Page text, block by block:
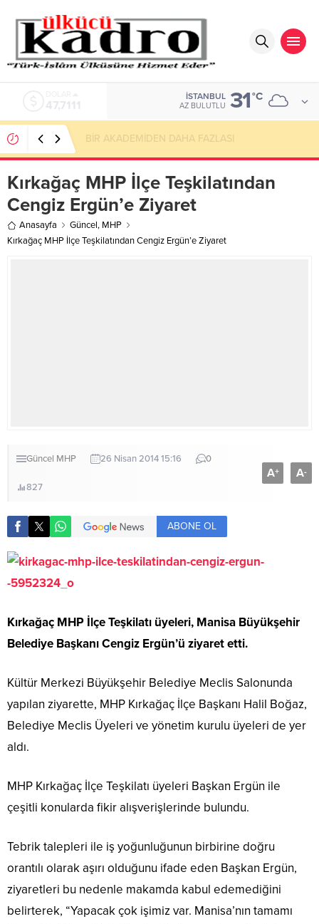
47,7111
İSTANBUL
AZ BULUTLU 31°C
BİR AKADEMİDEN DAHA FAZLASI
Kırkağaç MHP İlçe Teşkilatından
Cengiz Ergün’e Ziyaret
Anasayfa Güncel, MHP
Kırkağaç MHP İlçe Teşkilatından Cengiz Ergün’e Ziyaret
Güncel MHP 26 Nisan 2014 15:16 0
827
A+ A-
ABONE OL
Kırkağaç MHP İlçe Teşkilatı üyeleri, Manisa Büyükşehir
Belediye Başkanı Cengiz Ergün’ü ziyaret etti.
Kültür Merkezi Büyükşehir Belediye Meclis Salonunda
yapılan ziyarette, MHP Kırkağaç İlçe Başkanı Halil Boğaz,
Belediye Meclis Üyeleri ve yönetim kurulu üyeleri de yer
aldı.
MHP Kırkağaç İlçe Teşkilatı üyeleri Başkan Ergün ile
çeşitli konularda fikir alışverişlerinde bulundu.
Tebrik talepleri ile iş yoğunluğunun birbirine doğru
orantılı olarak aşırı olduğunu ifade eden Başkan Ergün,
ziyaretleri bu nedenle makamda kabul edemediğini
belirterek, “Yapacak çok işimiz var. Manisa’nın tamamı